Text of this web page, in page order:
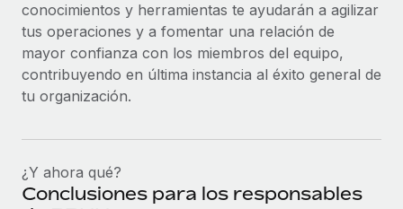
conocimientos y herramientas te ayudarán a agilizar
tus operaciones y a fomentar una relación de
mayor confianza con los miembros del equipo,
contribuyendo en última instancia al éxito general de
tu organización.
¿Y ahora qué?
Conclusiones para los responsables